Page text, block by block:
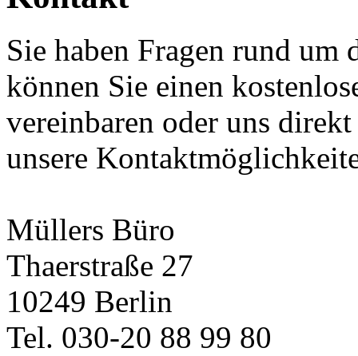
Sie haben Fragen rund um
können Sie einen
vereinbaren oder uns
unsere
Müllers Büro
Thaerstraße 27
10249 Berlin
Tel. 030-20 88 99 80